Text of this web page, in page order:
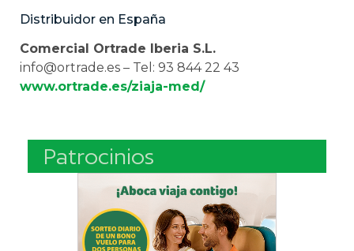
Distribuidor en España
Comercial Ortrade Iberia S.L.
info@ortrade.es – Tel: 93 844 22 43
www.ortrade.es/ziaja-med/
Patrocinios